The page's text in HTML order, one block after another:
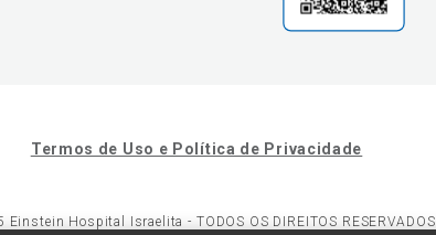
Termos de Uso e Política de Privacidade
Einstein Hospital Israelita - TODOS OS DIREITOS RESERVADOS